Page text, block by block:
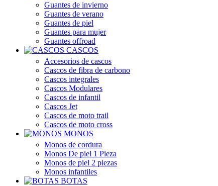
Guantes de invierno
Guantes de verano
Guantes de piel
Guantes para mujer
Guantes offroad
CASCOS
Accesorios de cascos
Cascos de fibra de carbono
Cascos integrales
Cascos Modulares
Cascos de infantil
Cascos Jet
Cascos de moto trail
Cascos de moto cross
MONOS
Monos de cordura
Monos De piel 1 Pieza
Monos de piel 2 piezas
Monos infantiles
BOTAS